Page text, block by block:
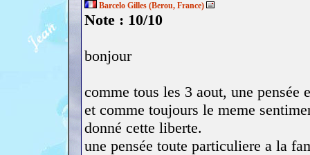
Barcelo Gilles (Berou, France)
Note : 10/10
bonjour
comme tous les 3 aout, une
et comme toujours le meme
donné cette liberte.
une pensée toute particuliere a la